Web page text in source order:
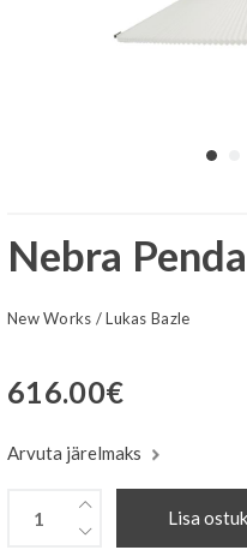
Nebra
New Works / Lukas Bazle
616.00€
Arvuta järelmaks
Lisa